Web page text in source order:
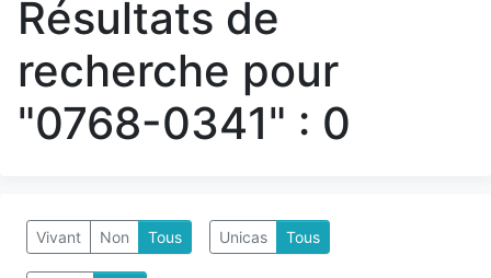
Résultats de
recherche pour
"0768-0341" : 0
Vivant Non Tous Unicas Tous